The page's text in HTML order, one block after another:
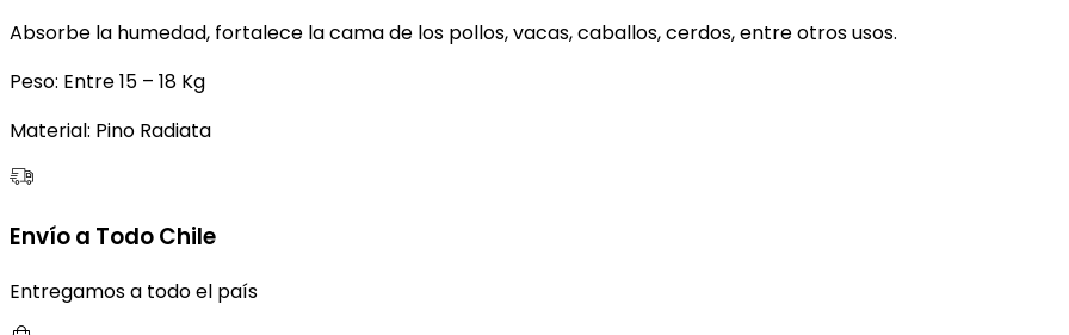
Absorbe la humedad, fortalece la cama de los pollos, vacas, caballos, cerdos, entre otros usos.
Peso: Entre 15 – 18 Kg
Material: Pino Radiata
Envío a Todo Chile
Entregamos a todo el país